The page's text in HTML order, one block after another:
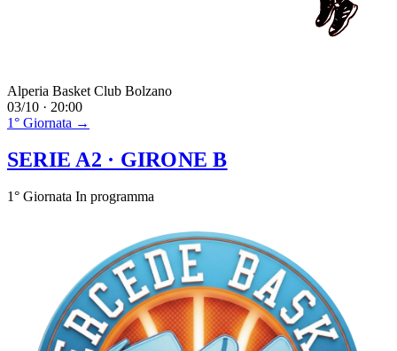
Alperia Basket Club Bolzano
03/10 · 20:00
1° Giornata →
SERIE A2 · GIRONE B
1° Giornata In programma